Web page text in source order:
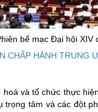
Chuyên đề tổng hợp
bế mạc Đại hội XIV
CHẤP HÀNH
và tổ chức thực
trọng tâm và các đột